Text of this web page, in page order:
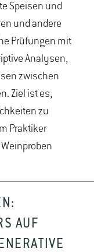
Speisen und
und andere
Prüfungen mit
Analysen,
zwischen
Ziel ist es,
zu
Praktiker
AUF